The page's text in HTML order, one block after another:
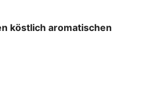
köstlich aromatischen